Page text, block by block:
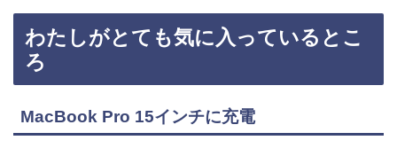
わたしがとても気に入っているとこ
ろ
MacBook Pro 15インチに充電